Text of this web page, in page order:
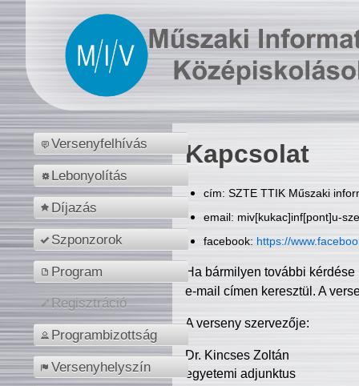
Versenyfelhívás
Lebonyolítás
Díjazás
Szponzorok
Program
Regisztráció
Programbizottság
Versenyhelyszín
Kapcsolat
cím: SZTE TTIK Műszaki
email: miv[kukac]inf[pont]u-
facebook: https://
Ha bármilyen további
e-mail címen keresztül. A
A verseny szervezője:
Dr. Kincses Zoltán
egyetemi adjunktus